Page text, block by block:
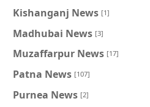
Kishanganj News [1]
Madhubai News [3]
Muzaffarpur News [17]
Patna News [107]
Purnea News [2]